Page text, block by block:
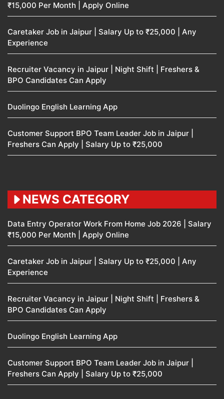
₹15,000 Per Month | Apply Online
Caretaker Job in Jaipur | Salary Up to ₹25,000 | Any
Experience
Recruiter Vacancy in Jaipur | Night Shift | Freshers &
BPO Candidates Can Apply
Duolingo English Learning App
Customer Support BPO Team Leader Job in Jaipur |
Freshers Can Apply | Salary Up to ₹25,000
NEWS CATEGORY
Data Entry Operator Work From Home Job 2026 | Salary
₹15,000 Per Month | Apply Online
Caretaker Job in Jaipur | Salary Up to ₹25,000 | Any
Experience
Recruiter Vacancy in Jaipur | Night Shift | Freshers &
BPO Candidates Can Apply
Duolingo English Learning App
Customer Support BPO Team Leader Job in Jaipur |
Freshers Can Apply | Salary Up to ₹25,000